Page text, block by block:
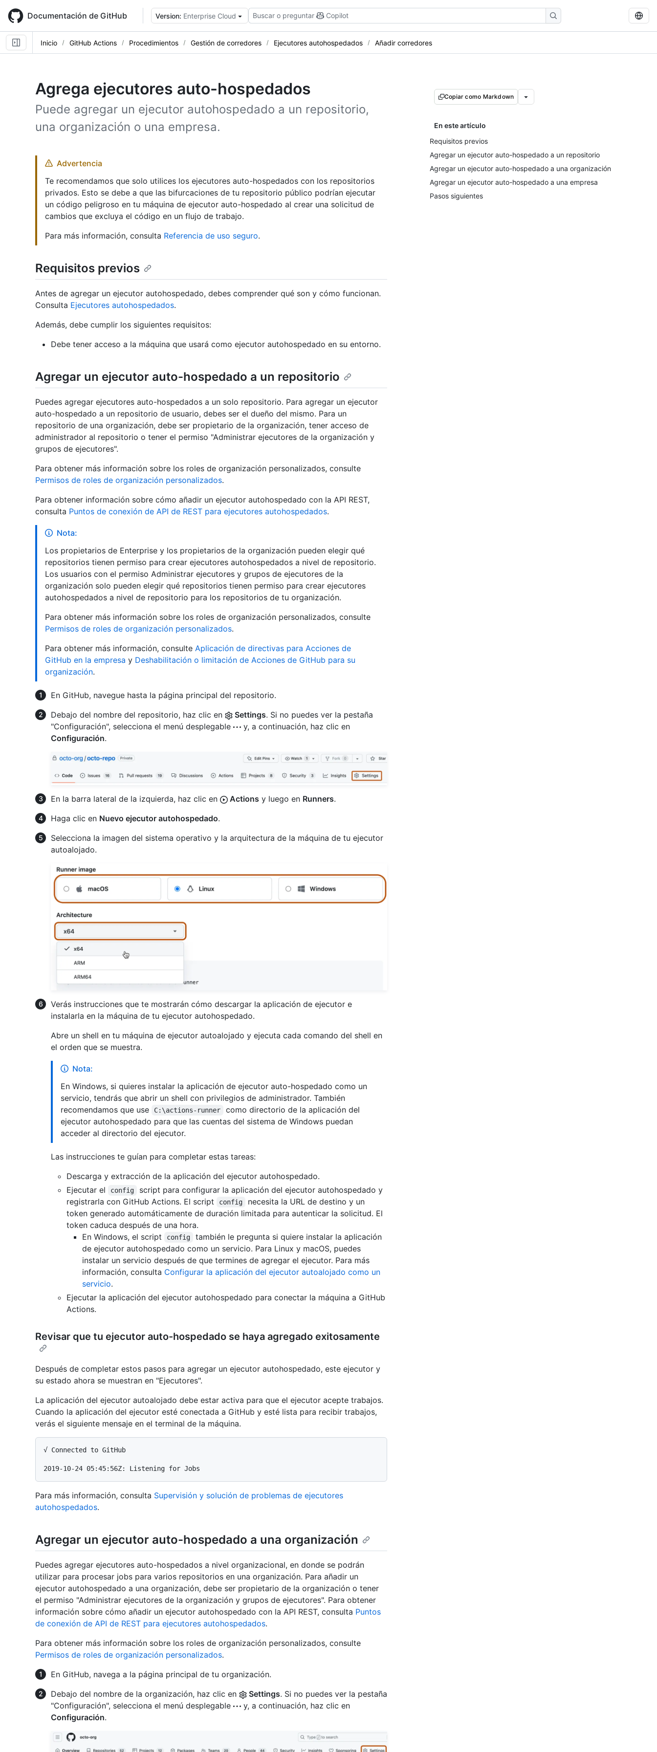
main
content
Documentación de GitHub Version: Enterprise Cloud Buscar o preguntar Copilot
Inicio GitHub Actions Procedimientos Gestión de corredores Ejecutores autohospedados Añadir corredores
Agrega ejecutores auto-hospedados
Puede agregar un ejecutor autohospedado a un repositorio,
una organización o una empresa.
Copiar como Markdown
En este artículo
Requisitos previos
Agregar un ejecutor auto-hospedado a un repositorio
Agregar un ejecutor auto-hospedado a una organización
Agregar un ejecutor auto-hospedado a una empresa
Pasos siguientes
Advertencia
Te recomendamos que solo utilices los ejecutores auto-hospedados con los repositorios
privados. Esto se debe a que las bifurcaciones de tu repositorio público podrían ejecutar
un código peligroso en tu máquina de ejecutor auto-hospedado al crear una solicitud de
cambios que excluya el código en un flujo de trabajo.
Para más información, consulta Referencia de uso seguro.
Requisitos previos
Antes de agregar un ejecutor autohospedado, debes comprender qué son y cómo funcionan.
Consulta Ejecutores autohospedados.
Además, debe cumplir los siguientes requisitos:
Debe tener acceso a la máquina que usará como ejecutor autohospedado en su entorno.
Agregar un ejecutor auto-hospedado a un repositorio
Puedes agregar ejecutores auto-hospedados a un solo repositorio. Para agregar un ejecutor
auto-hospedado a un repositorio de usuario, debes ser el dueño del mismo. Para un
repositorio de una organización, debe ser propietario de la organización, tener acceso de
administrador al repositorio o tener el permiso "Administrar ejecutores de la organización y
grupos de ejecutores".
Para obtener más información sobre los roles de organización personalizados, consulte
Permisos de roles de organización personalizados.
Para obtener información sobre cómo añadir un ejecutor autohospedado con la API REST,
consulta Puntos de conexión de API de REST para ejecutores autohospedados.
Nota:
Los propietarios de Enterprise y los propietarios de la organización pueden elegir qué
repositorios tienen permiso para crear ejecutores autohospedados a nivel de repositorio.
Los usuarios con el permiso Administrar ejecutores y grupos de ejecutores de la
organización solo pueden elegir qué repositorios tienen permiso para crear ejecutores
autohospedados a nivel de repositorio para los repositorios de tu organización.
Para obtener más información sobre los roles de organización personalizados, consulte
Permisos de roles de organización personalizados.
Para obtener más información, consulte Aplicación de directivas para Acciones de
GitHub en la empresa y Deshabilitación o limitación de Acciones de GitHub para su
organización.
En GitHub, navegue hasta la página principal del repositorio.
Debajo del nombre del repositorio, haz clic en
Settings. Si no puedes ver la pestaña
"Configuración", selecciona el menú desplegable
y, a continuación, haz clic en
Configuración.
En la barra lateral de la izquierda, haz clic en Actions y luego en Runners.
Haga clic en Nuevo ejecutor autohospedado.
Selecciona la imagen del sistema operativo y la arquitectura de la máquina de tu ejecutor
autoalojado.
Verás instrucciones que te mostrarán cómo descargar la aplicación de ejecutor e
instalarla en la máquina de tu ejecutor autohospedado.
Abre un shell en tu máquina de ejecutor autoalojado y ejecuta cada comando del shell en
el orden que se muestra.
Nota:
En Windows, si quieres instalar la aplicación de ejecutor auto-hospedado como un
servicio, tendrás que abrir un shell con privilegios de administrador. También
recomendamos que use
C:\actions-runner
como directorio de la aplicación del
ejecutor autohospedado para que las cuentas del sistema de Windows puedan
acceder al directorio del ejecutor.
Las instrucciones te guían para completar estas tareas:
Descarga y extracción de la aplicación del ejecutor autohospedado.
Ejecutar el
config
script para configurar la aplicación del ejecutor autohospedado y
registrarla con GitHub Actions. El script
config
necesita la URL de destino y un
token generado automáticamente de duración limitada para autenticar la solicitud. El
token caduca después de una hora.
En Windows, el script
config
también le pregunta si quiere instalar la aplicación
de ejecutor autohospedado como un servicio. Para Linux y macOS, puedes
instalar un servicio después de que termines de agregar el ejecutor. Para más
información, consulta Configurar la aplicación del ejecutor autoalojado como un
servicio.
Ejecutar la aplicación del ejecutor autohospedado para conectar la máquina a GitHub
Actions.
Revisar que tu ejecutor auto-hospedado se haya agregado exitosamente
Después de completar estos pasos para agregar un ejecutor autohospedado, este ejecutor y
su estado ahora se muestran en "Ejecutores".
La aplicación del ejecutor autoalojado debe estar activa para que el ejecutor acepte trabajos.
Cuando la aplicación del ejecutor esté conectada a GitHub y esté lista para recibir trabajos,
verás el siguiente mensaje en el terminal de la máquina.
√ Connected to GitHub
Para más información, consulta Supervisión y solución de problemas de ejecutores
autohospedados.
Agregar un ejecutor auto-hospedado a una organización
Puedes agregar ejecutores auto-hospedados a nivel organizacional, en donde se podrán
utilizar para procesar jobs para varios repositorios en una organización. Para añadir un
ejecutor autohospedado a una organización, debe ser propietario de la organización o tener
el permiso "Administrar ejecutores de la organización y grupos de ejecutores". Para obtener
información sobre cómo añadir un ejecutor autohospedado con la API REST, consulta Puntos
de conexión de API de REST para ejecutores autohospedados.
Para obtener más información sobre los roles de organización personalizados, consulte
Permisos de roles de organización personalizados.
En GitHub, navega a la página principal de tu organización.
Debajo del nombre de la organización, haz clic en
Settings. Si no puedes ver la pestaña
"Configuración", selecciona el menú desplegable
y, a continuación, haz clic en
Configuración.